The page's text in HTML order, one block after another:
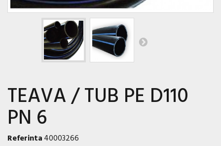
TEAVA / TUB PE D110
PN 6
Referinta40003266